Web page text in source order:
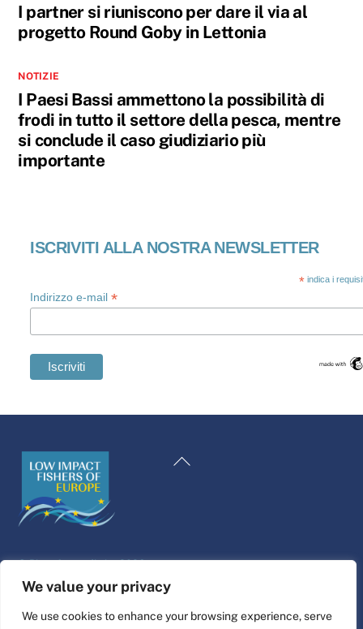
We value your privacy
We use cookies to enhance your browsing experience, serve
I partner si riuniscono per dare il via al
progetto Round Goby in Lettonia
NOTIZIE
I Paesi Bassi ammettono la possibilità di
frodi in tutto il settore della pesca, mentre
si conclude il caso giudiziario più
importante
ISCRIVITI ALLA NOSTRA NEWSLETTER
* indica i
Indirizzo e-mail*
Torna
©Piattaforma di vita2026
Sito web progettato e realizzato da
Swedish